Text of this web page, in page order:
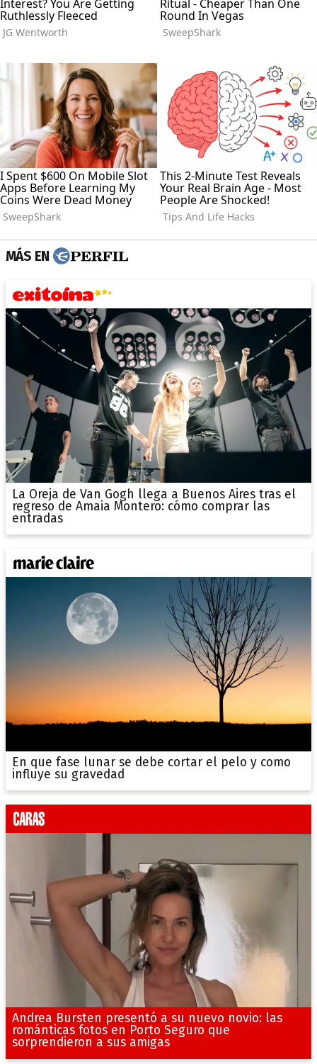
MÁS EN
La Oreja de Van Gogh llega a Buenos Aires tras el
regreso de Amaia Montero: cómo comprar las
entradas
En que fase lunar se debe cortar el pelo y como
influye su gravedad
Andrea Bursten presentó a su nuevo novio: las
románticas fotos en Porto Seguro que
sorprendieron a sus amigas